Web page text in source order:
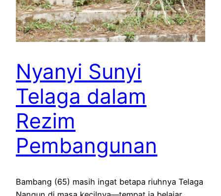
Nyanyi Sunyi
Telaga dalam
Rezim
Pembangunan
Bambang (65) masih ingat betapa riuhnya Telaga